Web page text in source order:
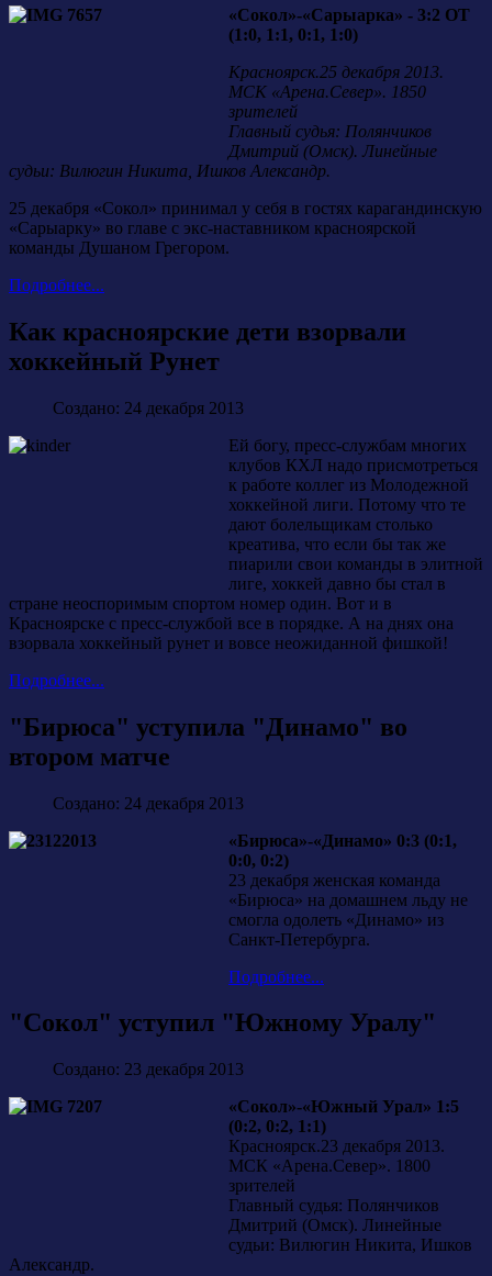
«Сокол»-«Сарыарка» - 3:2 ОТ
(1:0, 1:1, 0:1, 1:0)
Красноярск.25 декабря 2013.
МСК «Арена.Север». 1850
зрителей
Главный судья: Полянчиков
Дмитрий (Омск). Линейные
судьи: Вилюгин Никита, Ишков Александр.
25 декабря «Сокол» принимал у себя в гостях карагандинскую
«Сарыарку» во главе с экс-наставником красноярской
команды Душаном Грегором.
Подробнее...
Как красноярские дети взорвали
хоккейный Рунет
Создано: 24 декабря 2013
Ей богу, пресс-службам многих
клубов КХЛ надо присмотреться
к работе коллег из Молодежной
хоккейной лиги. Потому что те
дают болельщикам столько
креатива, что если бы так же
пиарили свои команды в элитной
лиге, хоккей давно бы стал в
стране неоспоримым спортом номер один. Вот и в
Красноярске с пресс-службой все в порядке. А на днях она
взорвала хоккейный рунет и вовсе неожиданной фишкой!
Подробнее...
"Бирюса" уступила "Динамо" во
втором матче
Создано: 24 декабря 2013
«Бирюса»-«Динамо» 0:3 (0:1,
0:0, 0:2)
23 декабря женская команда
«Бирюса» на домашнем льду не
смогла одолеть «Динамо» из
Санкт-Петербурга.
Подробнее...
"Сокол" уступил "Южному Уралу"
Создано: 23 декабря 2013
«Сокол»-«Южный Урал» 1:5
(0:2, 0:2, 1:1)
Красноярск.23 декабря 2013.
МСК «Арена.Север». 1800
зрителей
Главный судья: Полянчиков
Дмитрий (Омск). Линейные
судьи: Вилюгин Никита, Ишков
Александр.